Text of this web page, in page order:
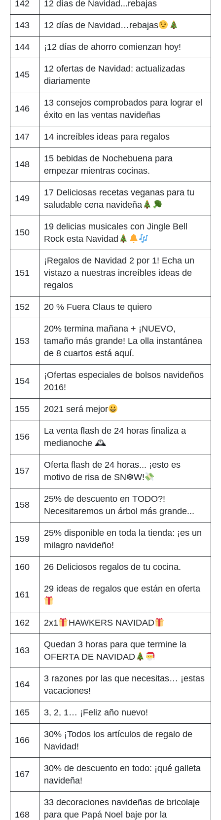
142 12 días de Navidad...rebajas
143 12 días de Navidad…rebajas
144 ¡12 días de ahorro comienzan hoy!
145
12 ofertas de Navidad: actualizadas
diariamente
146
13 consejos comprobados para lograr el
éxito en las ventas navideñas
147 14 increíbles ideas para regalos
148
15 bebidas de Nochebuena para
empezar mientras cocinas.
149
17 Deliciosas recetas veganas para tu
saludable cena navideña
150
19 delicias musicales con Jingle Bell
Rock esta Navidad
151
¡Regalos de Navidad 2 por 1! Echa un
vistazo a nuestras increíbles ideas de
regalos
152 20 % Fuera Claus te quiero
153
20% termina mañana + ¡NUEVO,
tamaño más grande! La olla instantánea
de 8 cuartos está aquí.
154
¡Ofertas especiales de bolsos navideños
2016!
155 2021 será mejor
156
La venta flash de 24 horas finaliza a
medianoche 🕰
157
Oferta flash de 24 horas... ¡esto es
motivo de risa de SN❆W!
158
25% de descuento en TODO?!
Necesitaremos un árbol más grande...
159
25% disponible en toda la tienda: ¡es un
milagro navideño!
160 26 Deliciosos regalos de tu cocina.
161
29 ideas de regalos que están en oferta
162 2x1 HAWKERS NAVIDAD
163
Quedan 3 horas para que termine la
OFERTA DE NAVIDAD
164
3 razones por las que necesitas… ¡estas
vacaciones!
165 3, 2, 1… ¡Feliz año nuevo!
166
30% ¡Todos los artículos de regalo de
Navidad!
167
30% de descuento en todo: ¡qué galleta
navideña!
168
33 decoraciones navideñas de bricolaje
para que Papá Noel baje por la